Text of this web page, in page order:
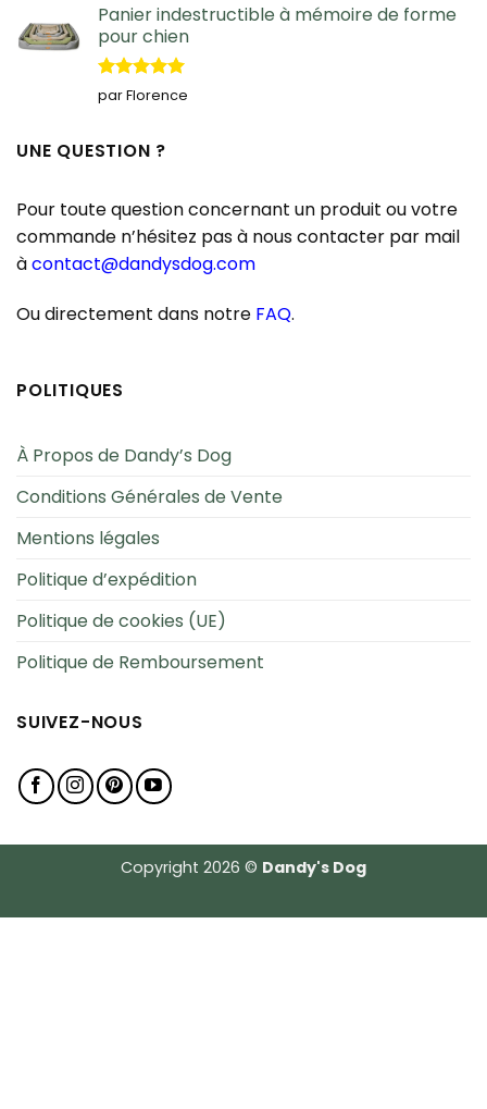
Panier indestructible à mémoire de forme
pour chien
Note5sur
5
par Florence
UNE QUESTION ?
Pour toute question concernant un produit ou votre
commande n’hésitez pas à nous contacter par mail
àcontact@dandysdog.com
Ou directement dans notre FAQ.
POLITIQUES
À Propos de Dandy’s Dog
Conditions Générales de Vente
Mentions légales
Politique d’expédition
Politique de cookies (UE)
Politique de Remboursement
SUIVEZ-NOUS
Copyright 2026 © Dandy's Dog